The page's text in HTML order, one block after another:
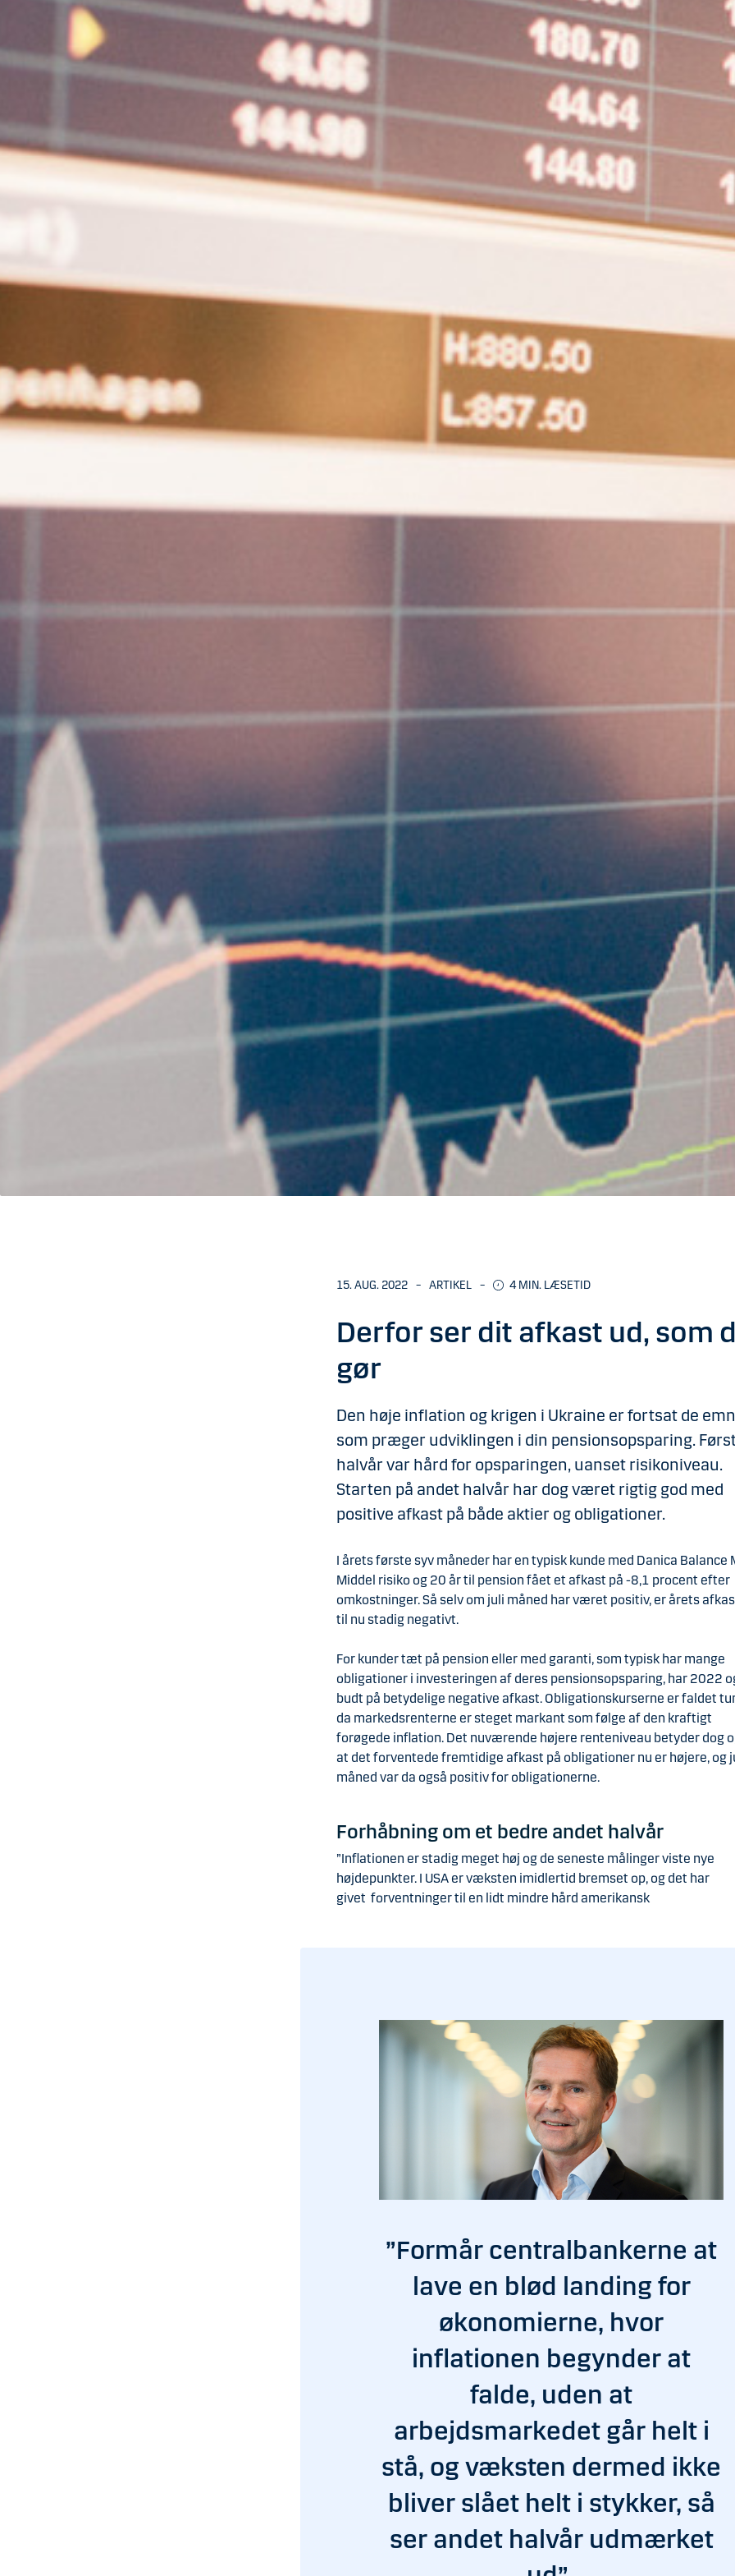
15. AUG. 2022 – ARTIKEL – 4 MIN. LÆSETID
Derfor ser dit afkast ud, som
gør
Den høje inflation og krigen i Ukraine er fortsat de
som præger udviklingen i din pensionsopsparing.
halvår var hård for opsparingen, uanset risikoniveau.
Starten på andet halvår har dog været rigtig god med
positive afkast på både aktier og obligationer.
I årets første syv måneder har en typisk kunde med Danica Balance
Middel risiko og 20 år til pension fået et afkast på -8,1 procent efter
omkostninger. Så selv om juli måned har været positiv, er årets
til nu stadig negativt.
For kunder tæt på pension eller med garanti, som typisk har mange
obligationer i investeringen af deres pensionsopsparing, har 2022
budt på betydelige negative afkast. Obligationskurserne er faldet
da markedsrenterne er steget markant som følge af den kraftigt
forøgede inflation. Det nuværende højere renteniveau betyder dog
at det forventede fremtidige afkast på obligationer nu er højere, og
måned var da også positiv for obligationerne.
Forhåbning om et bedre andet halvår
”Inflationen er stadig meget høj og de seneste målinger viste nye
højdepunkter. I USA er væksten imidlertid bremset op, og det har
givet forventninger til en lidt mindre hård amerikansk
”Formår centralbankerne at
lave en blød landing for
økonomierne, hvor
inflationen begynder at
falde, uden at
arbejdsmarkedet går helt i
stå, og væksten dermed ikke
bliver slået helt i stykker, så
ser andet halvår udmærket